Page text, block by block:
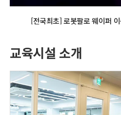
[전국최초] 로봇팔로 웨이퍼
교육시설 소개